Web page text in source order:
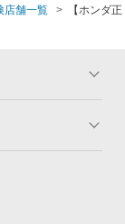
店舗一覧
【ホンダ正